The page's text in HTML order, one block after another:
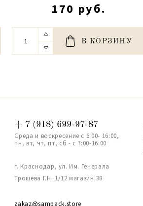
170 руб.
В КОРЗИНУ
+ 7 (918) 699-97-87
Среда и воскресение с 6:00- 16:00,
пн, вт, чт, пт, сб - с 7:00-16:00
г. Краснодар, ул. Им. Генерала
Трошева Г.Н. 1/12 магазин 38
zakaz@sampack.store